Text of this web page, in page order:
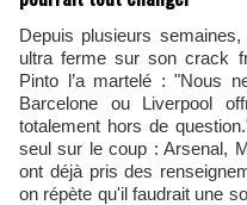
Depuis plusieurs semaines, Bournemouth affiche une position
ultra ferme sur son crack
Pinto l’a martelé : "Nous
Barcelone ou Liverpool
totalement hors de
seul sur le coup : Arsenal,
ont déjà pris des
on répète qu'il faudrait une